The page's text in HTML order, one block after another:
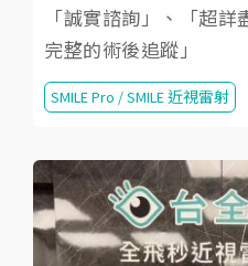
「誠實諮詢」、「超
完整的術後追蹤」
SMILE Pro / SMILE 近視雷射